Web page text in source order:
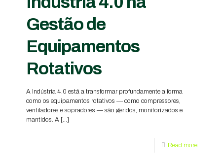
Gestão de
Equipamentos
Rotativos
A Indústria 4.0 está a transformar profundamente a forma
como os equipamentos rotativos — como compressores,
ventiladores e sopradores — são geridos, monitorizados e
mantidos. A […]
Read more